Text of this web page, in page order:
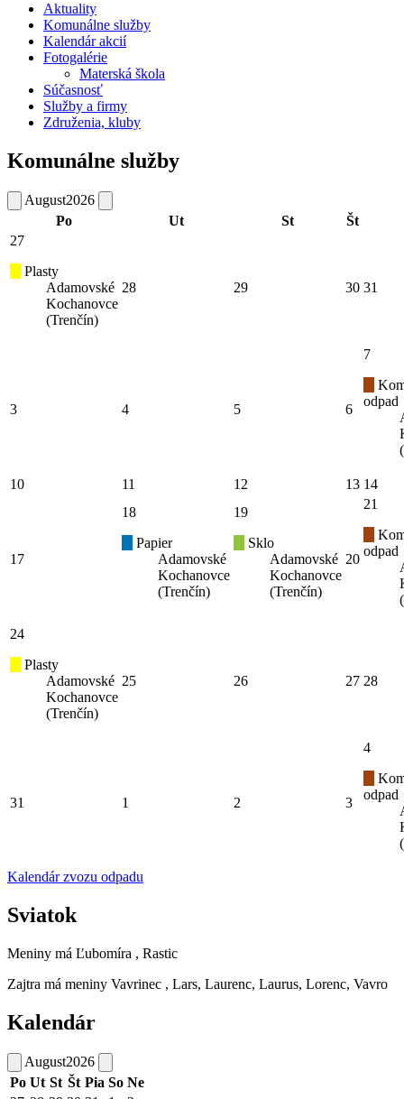
Aktuality
Komunálne služby
Kalendár akcií
Fotogalérie
Materská škola
Súčasnosť
Služby a firmy
Združenia, kluby
Komunálne služby
August2026
Po
Ut St
Št
27
Plasty
Adamovské
Kochanovce
(Trenčín)
28 29 30 31
3 4 5 6
7
odpad
10 11 12 13 14
17
18
Papier
Adamovské
Kochanovce
(Trenčín)
19
Sklo
Adamovské
Kochanovce
(Trenčín)
20
21
odpad
24
Plasty
Adamovské
Kochanovce
(Trenčín)
25 26 27 28
31 1 2 3
4
odpad
Kalendár zvozu odpadu
Sviatok
Meniny má Ľubomíra , Rastic
Zajtra má meniny Vavrinec , Lars, Laurenc, Laurus, Lorenc, Vavro
Kalendár
August2026
Po Ut St Št Pia So Ne